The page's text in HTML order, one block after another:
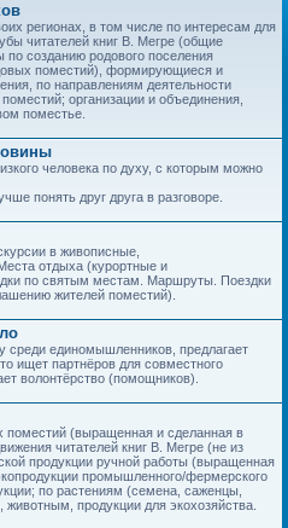
регионах, в том числе по интересам для
читателей книг В. Мегре (общие
по созданию родового поселения
поместий), формирующиеся и
по направлениям деятельности
организации и объединения,
поместье.
человека по духу, с которым можно
понять друг друга в разговоре.
в живописные,
отдыха (курортные и
по святым местам. Маршруты. Поездки
жителей поместий).
среди единомышленников, предлагает
ищет партнёров для совместного
волонтёрство (помощников).
поместий (выращенная и сделанная в
читателей книг В. Мегре (не из
продукции ручной работы (выращенная
промышленного/фермерского
по растениям (семена, саженцы,
продукции для экохозяйства.